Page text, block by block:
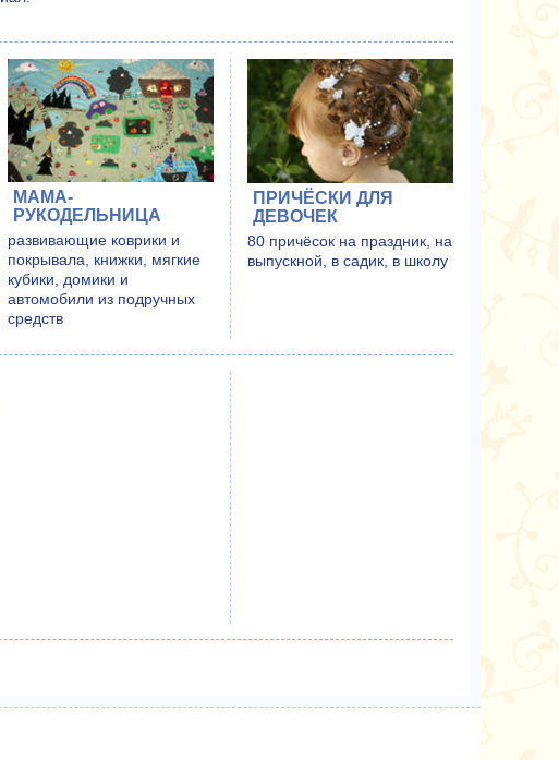
МАМА-
РУКОДЕЛЬНИЦА
развивающие коврики и
покрывала, книжки, мягкие
кубики, домики и
автомобили из подручных
средств
ПРИЧЁСКИ ДЛЯ
ДЕВОЧЕК
80 причёсок на праздник, на
выпускной, в садик, в школу